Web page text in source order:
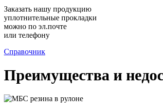
Заказать нашу продукцию
уплотнительные прокладки
можно по эл.почте
или телефону
Справочник
Преимущества и